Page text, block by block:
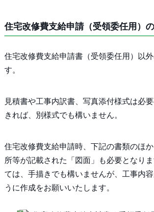
住宅改修費支給申請（受領委任用）
住宅改修費支給申請書（受領委任用）以
す。
見積書や工事内訳書、写真添付様式は必
きれば、別様式でも構いません。
住宅改修費支給申請時、下記の書類のほ
所等が記載された「図面」も必要となり
ては、手描きでも構いませんが、工事内
うに作成をお願いいたします。